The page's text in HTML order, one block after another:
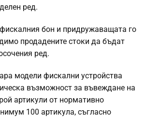
ред.
бон и придружаващата го
продадените стоки да бъдат
ред.
модели фискални устройства
възможност за въвеждане на
артикули от нормативно
100 артикула, съгласно